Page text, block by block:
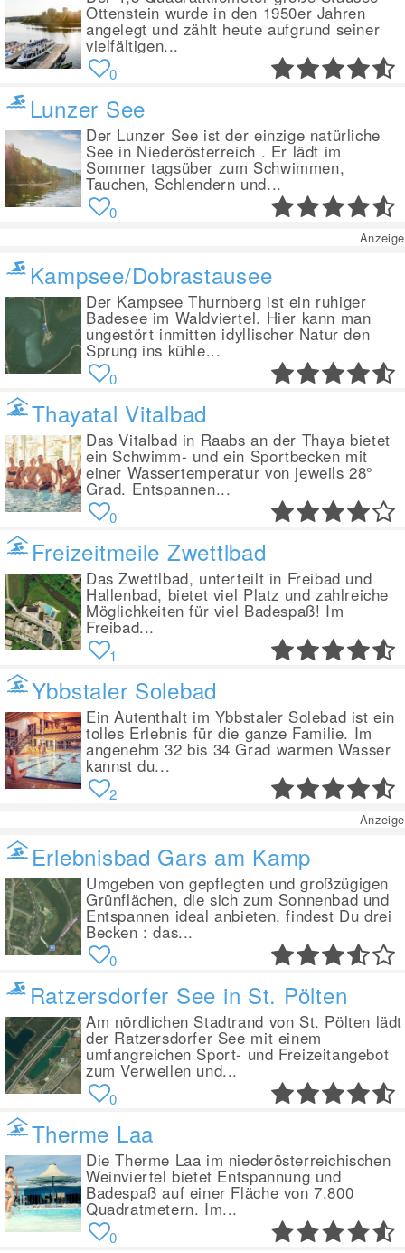
Ottenstein wurde in den 1950er Jahren
angelegt und zählt heute aufgrund seiner
vielfältigen...
0
Lunzer See
Der Lunzer See ist der einzige natürliche
See in Niederösterreich . Er lädt im
Sommer tagsüber zum Schwimmen,
Tauchen, Schlendern und...
0
Anzeige
Kampsee/Dobrastausee
Der Kampsee Thurnberg ist ein ruhiger
Badesee im Waldviertel. Hier kann man
ungestört inmitten idyllischer Natur den
Sprung ins kühle...
0
Thayatal Vitalbad
Das Vitalbad in Raabs an der Thaya bietet
ein Schwimm- und ein Sportbecken mit
einer Wassertemperatur von jeweils 28°
Grad. Entspannen...
0
Freizeitmeile Zwettlbad
Das Zwettlbad, unterteilt in Freibad und
Hallenbad, bietet viel Platz und zahlreiche
Möglichkeiten für viel Badespaß! Im
Freibad...
1
Ybbstaler Solebad
Ein Autenthalt im Ybbstaler Solebad ist ein
tolles Erlebnis für die ganze Familie. Im
angenehm 32 bis 34 Grad warmen Wasser
kannst du...
2
Anzeige
Erlebnisbad Gars am Kamp
Umgeben von gepflegten und großzügigen
Grünflächen, die sich zum Sonnenbad und
Entspannen ideal anbieten, findest Du drei
Becken : das...
0
Ratzersdorfer See in St. Pölten
Am nördlichen Stadtrand von St. Pölten lädt
der Ratzersdorfer See mit einem
umfangreichen Sport- und Freizeitangebot
zum Verweilen und...
0
Therme Laa
Die Therme Laa im niederösterreichischen
Weinviertel bietet Entspannung und
Badespaß auf einer Fläche von 7.800
Quadratmetern. Im...
0